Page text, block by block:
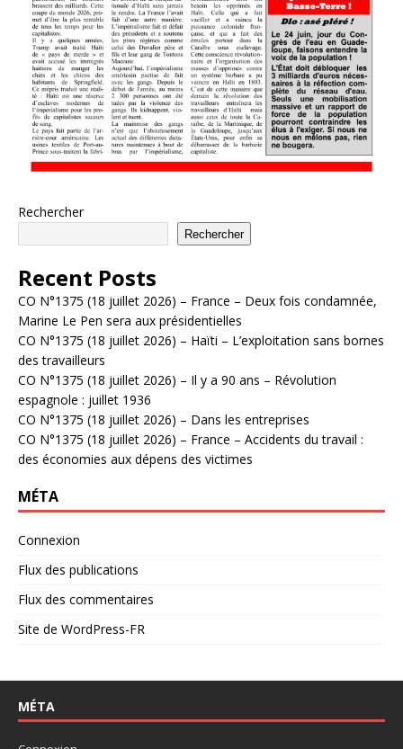
Rechercher
Rechercher
Recent Posts
CO N°1375 (18 juillet 2026) – France – Deux fois condamnée,
Marine Le Pen sera aux présidentielles
CO N°1375 (18 juillet 2026) – Haïti – L’exploitation sans bornes
des travailleurs
CO N°1375 (18 juillet 2026) – Il y a 90 ans – Révolution
espagnole : juillet 1936
CO N°1375 (18 juillet 2026) – Dans les entreprises
CO N°1375 (18 juillet 2026) – France – Accidents du travail :
des économies aux dépens des victimes
MÉTA
Connexion
Flux des publications
Flux des commentaires
Site de WordPress-FR
MÉTA